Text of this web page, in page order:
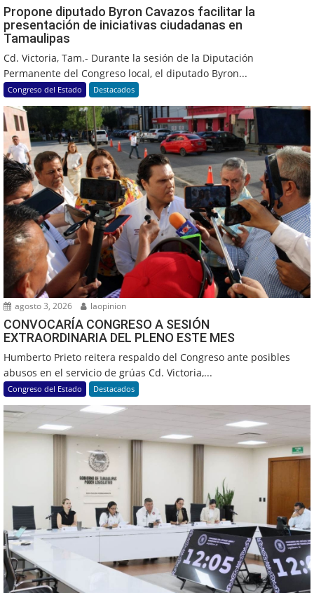
Propone diputado Byron Cavazos facilitar la
presentación de iniciativas ciudadanas en
Tamaulipas
Cd. Victoria, Tam.- Durante la sesión de la Diputación
Permanente del Congreso local, el diputado Byron...
Congreso del Estado Destacados
agosto 3, 2026 laopinion
CONVOCARÍA CONGRESO A SESIÓN
EXTRAORDINARIA DEL PLENO ESTE MES
Humberto Prieto reitera respaldo del Congreso ante posibles
abusos en el servicio de grúas Cd. Victoria,...
Congreso del Estado Destacados